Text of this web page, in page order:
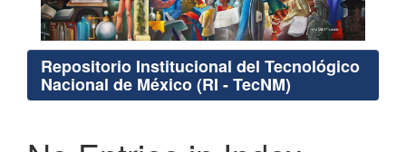
Repositorio Institucional del Tecnológico
Nacional de México (RI - TecNM)